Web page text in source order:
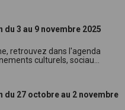
du 3 au 9 novembre 2025
retrouvez dans l'agenda
culturels, sociau...
du 27 octobre au 2 novembre